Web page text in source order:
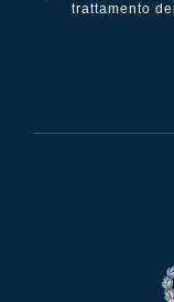
trattamento